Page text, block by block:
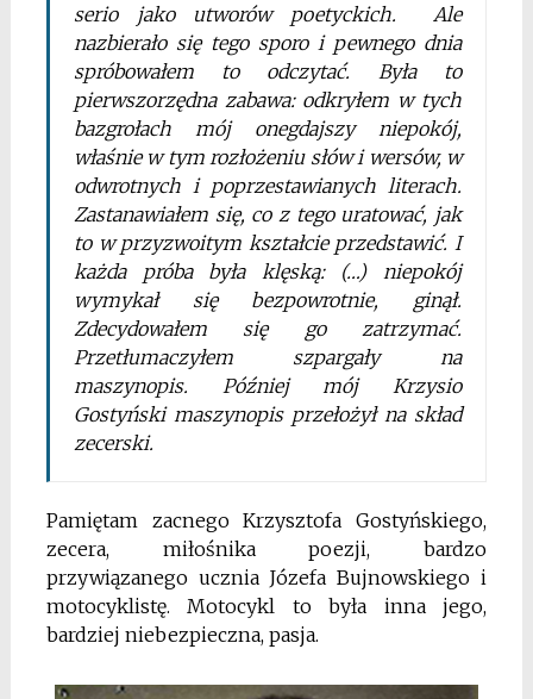
serio jako utworów poetyckich. Ale
nazbierało się tego sporo i pewnego dnia
spróbowałem to odczytać. Była to
pierwszorzędna zabawa: odkryłem w tych
bazgrołach mój onegdajszy niepokój,
właśnie w tym rozłożeniu słów i wersów, w
odwrotnych i poprzestawianych literach.
Zastanawiałem się, co z tego uratować, jak
to w przyzwoitym kształcie przedstawić. I
każda próba była klęską: (…) niepokój
wymykał się bezpowrotnie, ginął.
Zdecydowałem się go zatrzymać.
Przetłumaczyłem szpargały na
maszynopis. Później mój Krzysio
Gostyński maszynopis przełożył na skład
zecerski.
Pamiętam zacnego Krzysztofa Gostyńskiego,
zecera, miłośnika poezji, bardzo
przywiązanego ucznia Józefa Bujnowskiego i
motocyklistę. Motocykl to była inna jego,
bardziej niebezpieczna, pasja.